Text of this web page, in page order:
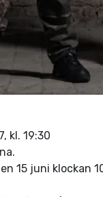
kl. 19:30
15 juni klockan